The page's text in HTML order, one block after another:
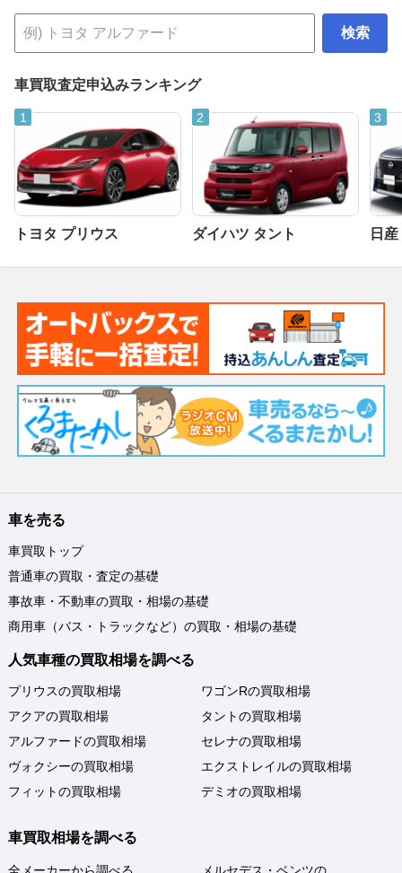
検索
車買取査定申込みランキング
トヨタ プリウス ダイハツ タント 日
車を売る
車買取トップ
普通車の買取・査定の基礎
事故車・不動車の買取・相場の基礎
商用車（バス・トラックなど）の買取・相場の基礎
人気車種の買取相場を調べる
プリウスの買取相場
アクアの買取相場
アルファードの買取相場
ヴォクシーの買取相場
フィットの買取相場
ワゴンRの買取相場
タントの買取相場
セレナの買取相場
エクストレイルの買取相場
デミオの買取相場
車買取相場を調べる
全メーカーから調べる
メルセデス・ベンツの